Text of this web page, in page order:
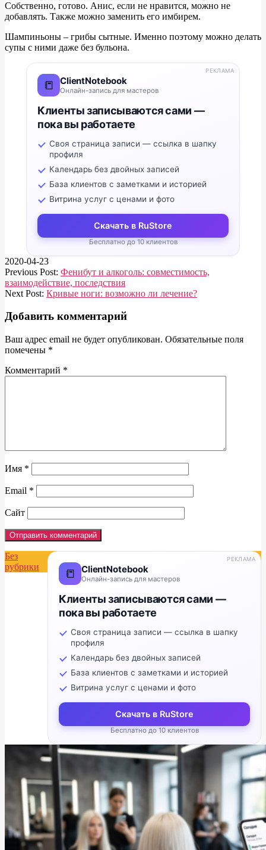
Собственно, готово. Анис, если не нравится, можно не
добавлять. Также можно заменить его имбирем.
Шампиньоны – грибы сытные. Именно поэтому можно делать
супы с ними даже без бульона.
📒 ClientNotebook
Онлайн-запись для мастеров
Клиенты записываются сами —
пока вы работаете
Своя страница записи — ссылка в шапку
профиля
Календарь без двойных записей
База клиентов с заметками и историей
Витрина услуг с ценами и фото
Скачать в RuStore
Бесплатно до 10 клиентов
РЕКЛАМА
2020-04-23
Previous Post: Фенибут и алкоголь: совместимость,
взаимодействие, последствия
Next Post: Кривые ноги: возможно ли лечение?
Добавить комментарий
Ваш адрес email не будет опубликован. Обязательные поля
помечены *
Комментарий *
Имя *
Email *
Сайт
📒 ClientNotebook
Онлайн-запись для мастеров
Клиенты записываются сами —
пока вы работаете
Своя страница записи — ссылка в шапку
профиля
Календарь без двойных записей
База клиентов с заметками и историей
Витрина услуг с ценами и фото
Скачать в RuStore
Бесплатно до 10 клиентов
РЕКЛАМА
Без
рубрики